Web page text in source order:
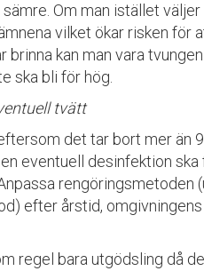
Om man istället
vilket ökar risken för
kan man vara
ska bli för hög.
tvätt
det tar bort mer än
eventuell desinfektion
rengöringsmetoden
efter årstid,
regel bara utgödsling då